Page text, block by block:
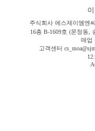
주식회사 에스제이엠엔
16층 B-1609호 (문정동,
매업
고객센터